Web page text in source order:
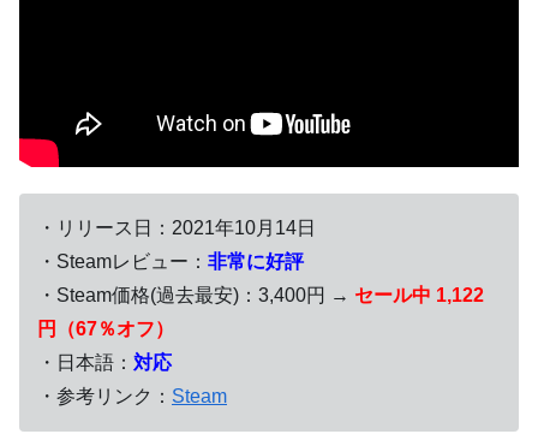
・リリース日：2021年10月14日
・Steamレビュー： 非常に好評
・Steam価格(過去最安)：3,400円 → セール中 1,122
円（67％オフ）
・日本語： 対応
・参考リンク： Steam